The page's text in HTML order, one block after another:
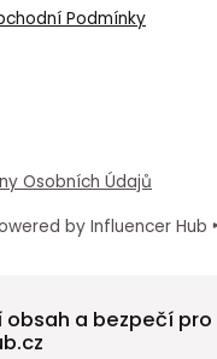
Podmínky
Osobních Údajů
by Influencer Hub
a bezpečí